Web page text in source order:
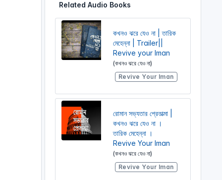
Related Audio Books
কখনও ঝরে যেও না | তারিক
মেহেন্না | Trailer||
Revive your Iman
(কখনও ঝরে যেও না)
Revive Your Iman
রোমান সভ্যতার প্রেতাত্মা |
কখনও ঝরে যেও না ।
তারিক মেহেন্না ।
Revive Your Iman
(কখনও ঝরে যেও না)
Revive Your Iman